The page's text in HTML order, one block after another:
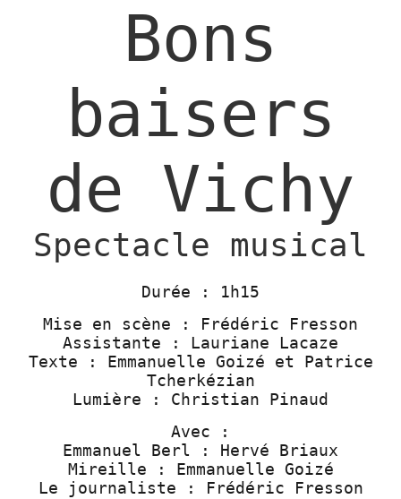
Bons
baisers
de Vichy
Spectacle musical
Durée : 1h15
Mise en scène : Frédéric Fresson
Assistante : Lauriane Lacaze
Texte : Emmanuelle Goizé et Patrice
Tcherkézian
Lumière : Christian Pinaud
Avec :
Emmanuel Berl : Hervé Briaux
Mireille : Emmanuelle Goizé
Le journaliste : Frédéric Fresson